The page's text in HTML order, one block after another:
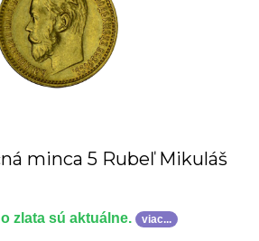
minca 5 Rubeľ Mikuláš
zlata sú aktuálne. viac...